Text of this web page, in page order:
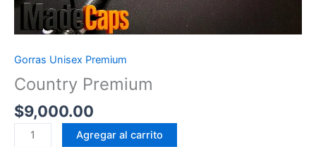
Gorras Unisex Premium
Country Premium
$9,000.00
Country
Agregar al carrito